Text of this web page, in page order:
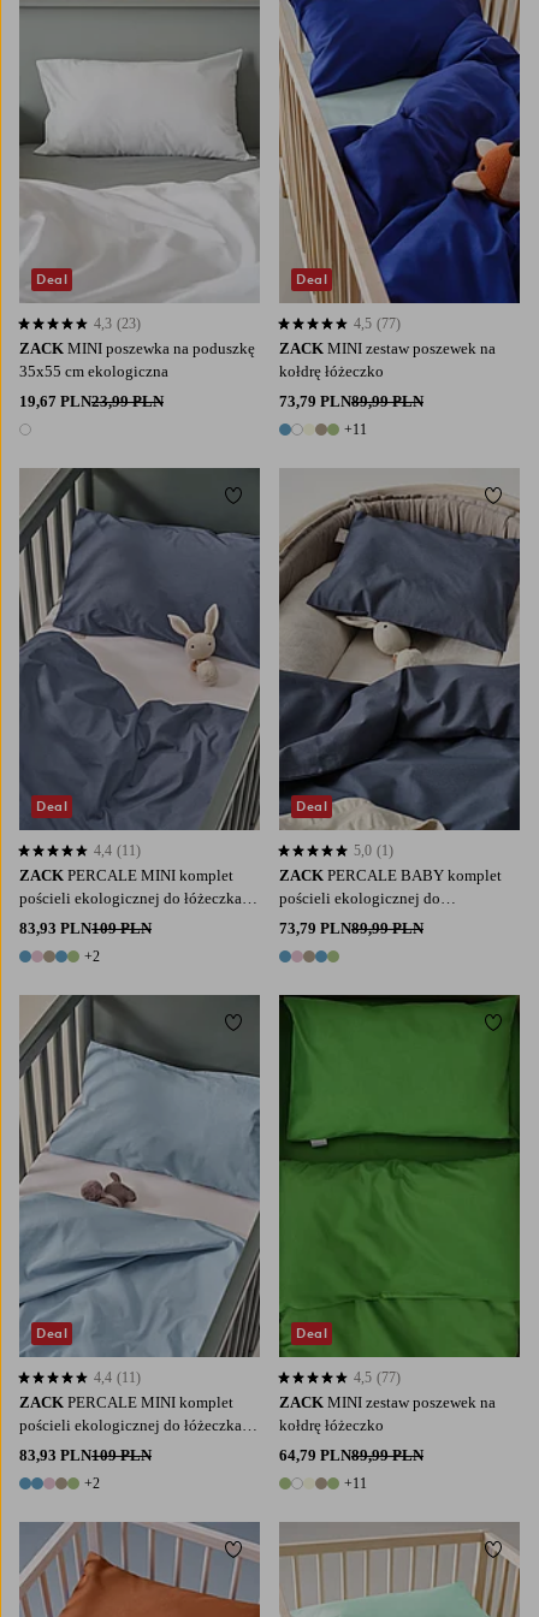
ZACK MINI poszewka na poduszkę
35x55 cm ekologiczna
19,67 PLN23,99 PLN
1 kolor
4,3 opierając się na 23 ocenach
4,3 (23)
Deal
ZACK MINI zestaw poszewek na
kołdrę łóżeczko
73,79 PLN89,99 PLN
16 kolory
+11
4,5 opierając się na 77 ocenach
4,5 (77)
Deal
ZACK PERCALE MINI komplet
pościeli ekologicznej do łóżeczka
niemowlęcego
83,93 PLN109 PLN
7 kolory
+2
4,4 opierając się na 11 ocenach
4,4 (11)
Deal
Dodaj do ulubionych
ZACK PERCALE BABY komplet
pościeli ekologicznej do
wózka/kołyski
73,79 PLN89,99 PLN
5 kolory
5,0 opierając się na 1 ocenach
5,0 (1)
Deal
ZACK PERCALE MINI komplet
pościeli ekologicznej do łóżeczka
niemowlęcego
83,93 PLN109 PLN
7 kolory
+2
4,4 opierając się na 11 ocenach
4,4 (11)
Deal
Dodaj do ulubionych
ZACK MINI zestaw poszewek na
kołdrę łóżeczko
64,79 PLN89,99 PLN
16 kolory
+11
4,5 opierając się na 77 ocenach
4,5 (77)
Deal
Dodaj do ulubionych